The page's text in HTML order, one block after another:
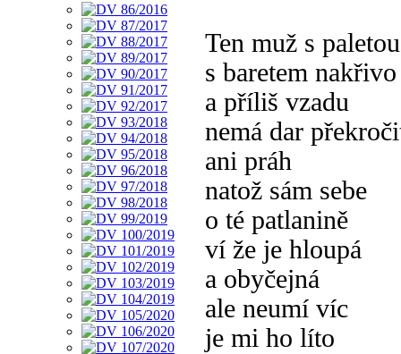
Ten muž s paletou
s baretem nakřivo
a příliš vzadu
nemá dar
ani práh
natož sám sebe
o té patlanině
ví že je hloupá
a obyčejná
ale neumí víc
je mi ho líto